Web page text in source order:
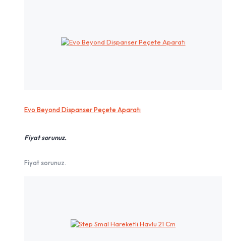
Evo Beyond Dispanser Peçete Aparatı
Fiyat sorunuz.
Fiyat sorunuz.